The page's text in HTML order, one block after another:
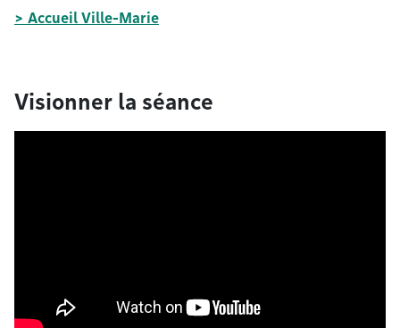
> Accueil Ville-Marie
Visionner la séance